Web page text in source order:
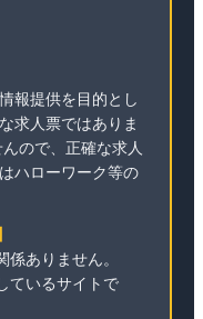
報提供を目的とし
求人票ではありま
ので、正確な求人
ハローワーク等の
係ありません。
ているサイトで